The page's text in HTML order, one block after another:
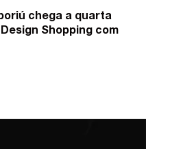
chega a quarta
Shopping com